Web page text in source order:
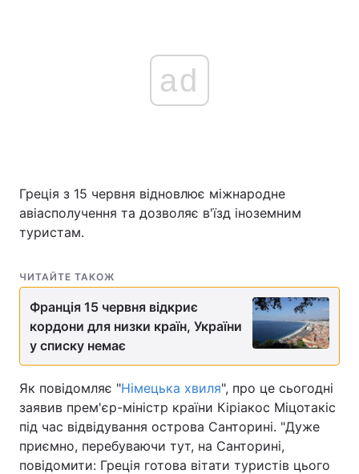
ad
Греція з 15 червня відновлює міжнародне
авіасполучення та дозволяє в'їзд іноземним
туристам.
ЧИТАЙТЕ ТАКОЖ
Франція 15 червня відкриє
кордони для низки країн, України
у списку немає
Як повідомляє "Німецька хвиля", про це сьогодні
заявив прем'єр-міністр країни Кіріакос Міцотакіс
під час відвідування острова Санторині. "Дуже
приємно, перебуваючи тут, на Санторині,
повідомити: Греція готова вітати туристів цього